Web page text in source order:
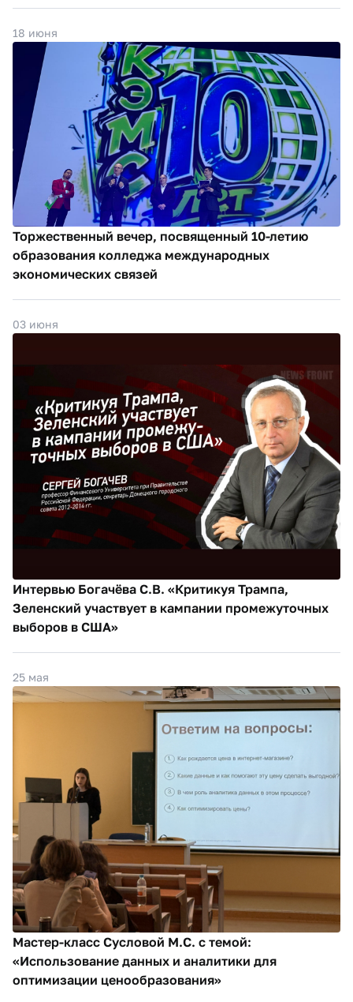
18 июня
Торжественный вечер, посвященный 10-летию
образования колледжа международных
экономических связей
03 июня
Интервью Богачёва С.В. «Критикуя Трампа,
Зеленский участвует в кампании промежуточных
выборов в США»
25 мая
Мастер-класс Сусловой М.С. с темой:
«Использование данных и аналитики для
оптимизации ценообразования»